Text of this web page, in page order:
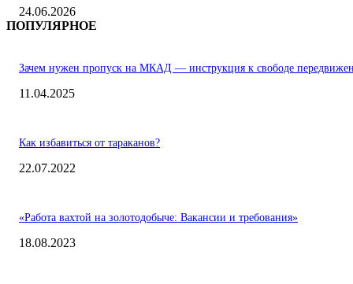
24.06.2026
ПОПУЛЯРНОЕ
Зачем нужен пропуск на МКАД — инструкция к свободе
11.04.2025
Как избавиться от тараканов?
22.07.2022
«Работа вахтой на золотодобыче: Вакансии и требования»
18.08.2023